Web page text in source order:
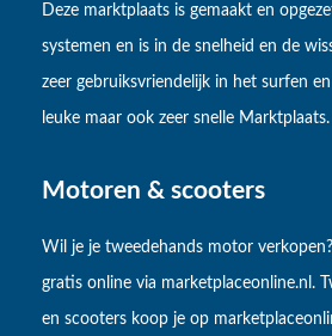
Deze marktplaats is gemaakt en
systemen en is in de snelheid en de
zeer gebruiksvriendelijk in het surfen
leuke maar ook zeer snelle Marktplaats.
Motoren & scooters
Wil je je tweedehands motor
gratis online via marketplaceonline.nl.
en scooters koop je op